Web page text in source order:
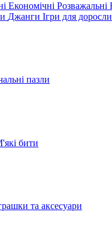
Економічні Розважальні
Джанги Ігри для
пазли
бити
та аксесуари